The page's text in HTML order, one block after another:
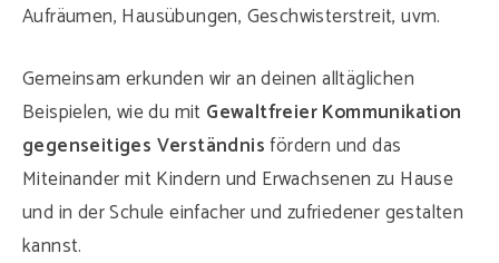
Aufräumen, Hausübungen, Geschwisterstreit, uvm.
Gemeinsam erkunden wir an deinen alltäglichen
Beispielen, wie du mit Gewaltfreier Kommunikation
gegenseitiges Verständnisfördern und das
Miteinander mit Kindern und Erwachsenen zu Hause
und in der Schule einfacher und zufriedener gestalten
kannst.